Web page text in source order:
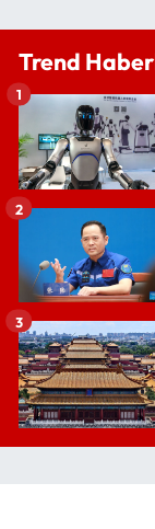
Trend
1
2
3